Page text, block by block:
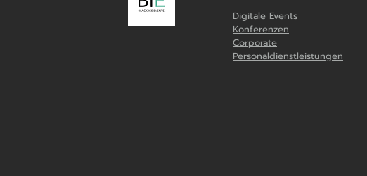
Digitale Events
Konferenzen
Corporate
Personaldienstleistungen